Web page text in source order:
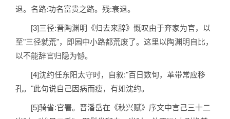
退。名路:功名富贵之路。残:衰退。
[3]三径:晋陶渊明《归去来辞》慨叹由于弃家为官，以
至"三径就荒"，即园中小路都荒废了。这里以陶渊明自比，
以不能辞官归隐为憾。
[4]沈约任东阳太守时，自叙:"百日数旬，革带常应移
孔。"此句说自己因病而瘦，有如沈约。
[5]骑省:官署。晋潘岳在《秋兴赋》序文中言己三十二